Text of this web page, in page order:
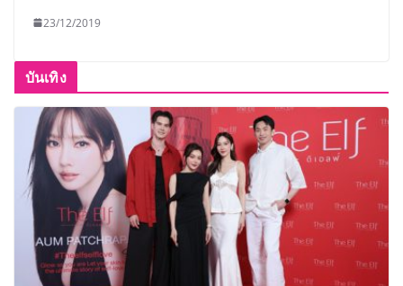
23/12/2019
บันเทิง